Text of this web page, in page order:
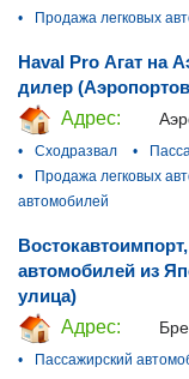
•
Продажа легковых
Haval Pro Агат на
дилер
Адрес:
•
Сходразвал •
•
Продажа легковых
автомобилей
автомобилей из
улица)
Адрес:
•
Пассажирский